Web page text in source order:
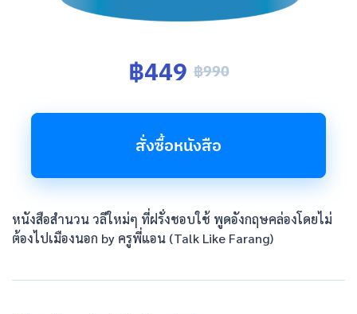
หนังสือสำนวน วลีใหม่ๆ ที่ฝรั่งชอบใช้ พูดอังกฤษคล่องโดยไม่
ต้องไปเมืองนอก by ครูพี่แอน (Talk Like Farang)
฿449 ฿990
สั่งซื้อหนังสือ